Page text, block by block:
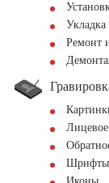
Укладка
Ремонт
Лицевое
Шрифты